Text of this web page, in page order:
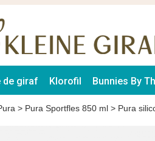
de giraf Klorofil Bunnies By
> Pura Sportfles 850 ml > Pura